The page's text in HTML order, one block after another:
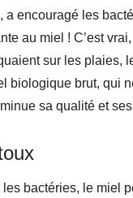
a encouragé les
au miel ! C’est
sur les plaies,
biologique brut, qui
sa qualité et
les bactéries, le miel